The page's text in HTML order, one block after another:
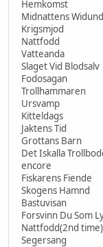
Hemkomst
Midnattens
Krigsmjod
Nattfodd
Vatteanda
Slaget Vid Blodsalv
Fodosagan
Trollhammaren
Ursvamp
Kitteldags
Jaktens Tid
Grottans Barn
Det Iskalla
encore
Fiskarens Fiende
Skogens Hamnd
Bastuvisan
Forsvinn Du Som
Nattfodd(2nd time)
Segersang